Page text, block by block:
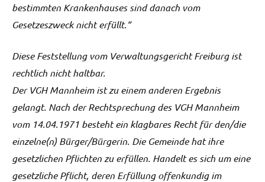
bestimmten Krankenhauses sind danach vom
Gesetzeszweck nicht erfüllt.“
Diese Feststellung vom Verwaltungsgericht Freiburg ist
rechtlich nicht haltbar.
Der VGH Mannheim ist zu einem anderen Ergebnis
gelangt. Nach der Rechtsprechung des VGH Mannheim
vom 14.04.1971 besteht ein klagbares Recht für den/die
einzelne(n) Bürger/Bürgerin. Die Gemeinde hat ihre
gesetzlichen Pflichten zu erfüllen. Handelt es sich um eine
gesetzliche Pflicht, deren Erfüllung offenkundig im